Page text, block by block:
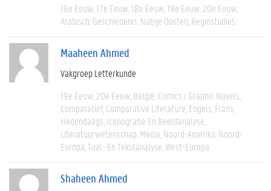
16e Eeuw 17e Eeuw 18e Eeuw 19e Eeuw 20e Eeuw
Arabisch Geschiedenis Nabije Oosten Regiostudies
Maaheen Ahmed
Vakgroep Letterkunde
19e Eeuw 20e Eeuw België Comics / Graphic Novels
Comparatief Comparative Literature Engels Frans
Hedendaags Iconografie En Beeldanalyse
Literatuurwetenschap Media Noord-Amerika Noord-
Europa Taal- En Tekstanalyse West-Europa
Shaheen Ahmed